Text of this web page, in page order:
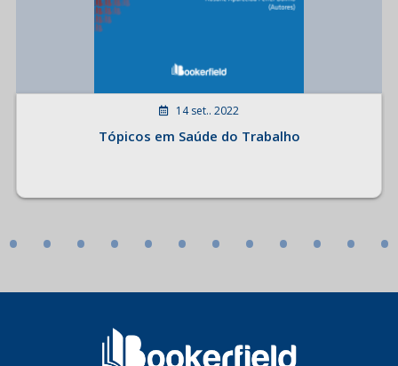
14 set.. 2022
Tópicos em Saúde do Trabalho
• • • • • • • • • • • •